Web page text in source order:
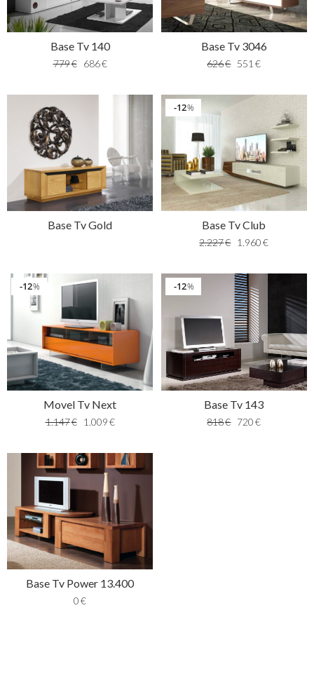
Base Tv 140
779€ 686€
Base Tv 3046
626€ 551 €
Base Tv Gold
%
12
Base Tv Club
2.227€ 1.960 €
%
12
Movel Tv Next
1.147€ 1.009€
%
12
Base Tv 143
818€ 720 €
Base Tv Power 13.400
0€